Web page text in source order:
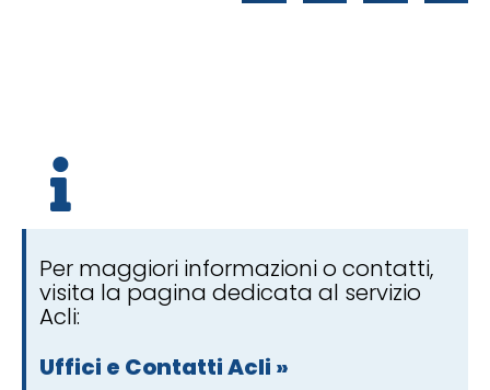
Per maggiori informazioni o contatti,
visita la pagina dedicata al servizio
Acli:
Uffici e Contatti Acli »